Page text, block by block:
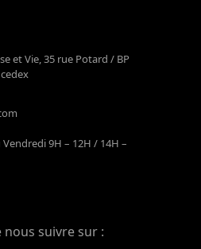
et Vie, 35 rue Potard / BP
9H – 12H / 14H –
nous suivre sur :